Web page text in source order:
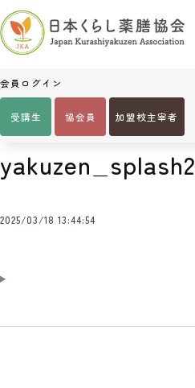
会員ログイン
受講生 協会員 加盟校主宰者
Home yakuzen_splash2
yakuzen_splash2
2025/03/18 13:44:54